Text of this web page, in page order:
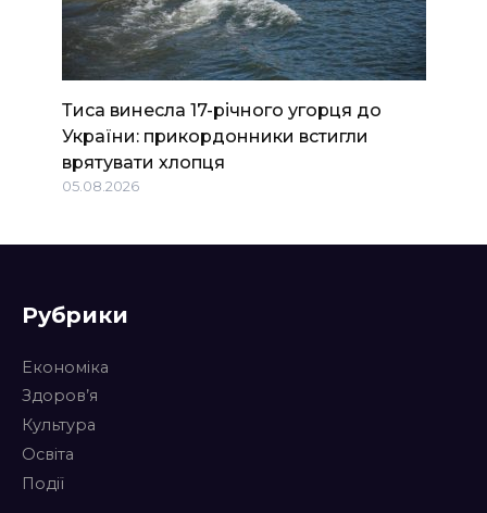
Тиса винесла 17-річного угорця до
України: прикордонники встигли
врятувати хлопця
05.08.2026
Рубрики
Економіка
Здоров’я
Культура
Освіта
Події